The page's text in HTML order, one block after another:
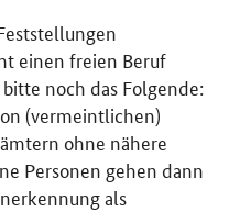
einen freien Beruf
noch das Folgende:
(vermeintlichen)
ohne nähere
Personen gehen dann
als